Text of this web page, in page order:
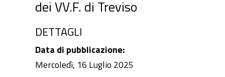
dei VV.F. di Treviso
DETTAGLI
Data di pubblicazione:
Mercoledì, 16 Luglio 2025